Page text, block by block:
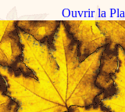
Ouvrir la